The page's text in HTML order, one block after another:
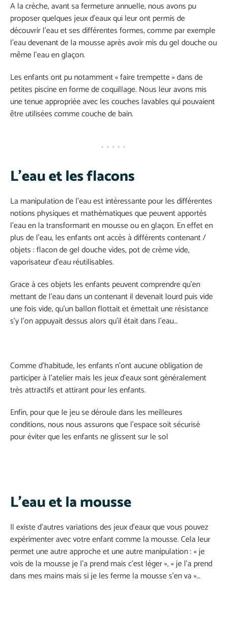
A la crèche, avant sa fermeture annuelle, nous avons pu
proposer quelques jeux d’eaux qui leur ont permis de
découvrir l’eau et ses différentes formes, comme par exemple
l’eau devenant de la mousse après avoir mis du gel douche ou
même l’eau en glaçon.
Les enfants ont pu notamment « faire trempette » dans de
petites piscine en forme de coquillage. Nous leur avons mis
une tenue appropriée avec les couches lavables qui pouvaient
être utilisées comme couche de bain.
L’eau et les flacons
La manipulation de l’eau est intéressante pour les différentes
notions physiques et mathématiques que peuvent apportés
l’eau en la transformant en mousse ou en glaçon. En effet en
plus de l’eau, les enfants ont accès à différents contenant /
objets : flacon de gel douche vides, pot de crème vide,
vaporisateur d’eau réutilisables.
Grace à ces objets les enfants peuvent comprendre qu’en
mettant de l’eau dans un contenant il devenait lourd puis vide
une fois vide, qu’un ballon flottait et émettait une résistance
s’y l’on appuyait dessus alors qu’il était dans l’eau…
Comme d’habitude, les enfants n’ont aucune obligation de
participer à l’atelier mais les jeux d’eaux sont généralement
très attractifs et attirant pour les enfants.
Enfin, pour que le jeu se déroule dans les meilleures
conditions, nous nous assurons que l’espace soit sécurisé
pour éviter que les enfants ne glissent sur le sol
L’eau et la mousse
Il existe d’autres variations des jeux d’eaux que vous pouvez
expérimenter avec votre enfant comme la mousse. Cela leur
permet une autre approche et une autre manipulation : « je
vois de la mousse je l’a prend mais c’est léger », « je l’a prend
dans mes mains mais si je les ferme la mousse s’en va »…